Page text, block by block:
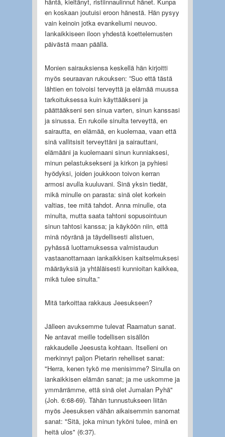
en koskaan joutuisi eroon hänestä. Hän pysyy
vain keinoin jotka evankeliumi neuvoo.
Iankaikkiseen iloon yhdestä koettelemusten
päivästä maan päällä.
Monien sairauksiensa keskellä hän kirjoitti
myös seuraavan rukouksen: ”Suo että tästä
lähtien en toivoisi terveyttä ja elämää muussa
tarkoituksessa kuin käyttääkseni ja
päättääkseni sen sinua varten, sinun kanssasi
ja sinussa. En rukoile sinulta terveyttä, en
sairautta, en elämää, en kuolemaa, vaan että
sinä vallitsisit terveyttäni ja sairauttani,
elämääni ja kuolemaani sinun kunniaksesi,
minun pelastuksekseni ja kirkon ja pyhiesi
hyödyksi, joiden joukkoon toivon kerran
armosi avulla kuuluvani. Sinä yksin tiedät,
mikä minulle on parasta: sinä olet korkein
valtias, tee mitä tahdot. Anna minulle, ota
minulta, mutta saata tahtoni sopusointuun
sinun tahtosi kanssa; ja käyköön niin, että
minä nöyränä ja täydellisesti alistuen,
pyhässä luottamuksessa valmistaudun
vastaanottamaan iankaikkisen kaitselmuksesi
määräyksiä ja yhtäläisesti kunnioitan kaikkea,
mikä tulee sinulta.”
Mitä tarkoittaa rakkaus Jeesukseen?
Jälleen avuksemme tulevat Raamatun sanat.
Ne antavat meille todellisen sisällön
rakkaudelle Jeesusta kohtaan. Itselleni on
merkinnyt paljon Pietarin rehelliset sanat:
"Herra, kenen tykö me menisimme? Sinulla on
iankaikkisen elämän sanat; ja me uskomme ja
ymmärrämme, että sinä olet Jumalan Pyhä"
(Joh. 6:68-69). Tähän tunnustukseen liitän
myös Jeesuksen vähän aikaisemmin sanomat
sanat: "Sitä, joka minun tyköni tulee, minä en
heitä ulos" (6:37).